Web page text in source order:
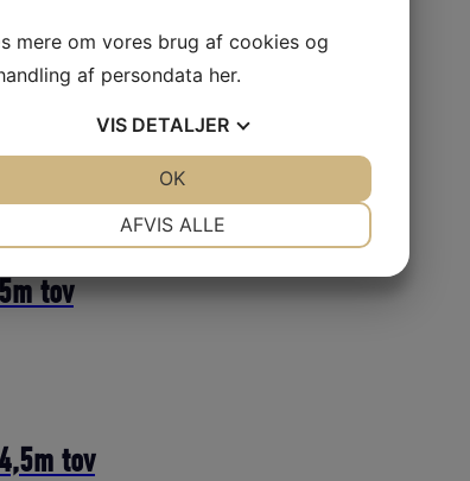
tov
tov
mere om vores brug af cookies og
af persondata her.
VIS DETALJER
MARKETING
AFVIS ALLE
OK